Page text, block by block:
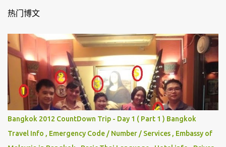
热门博文
Bangkok 2012 CountDown Trip - Day 1 ( Part 1 ) Bangkok
Travel Info , Emergency Code / Number / Services , Embassy of